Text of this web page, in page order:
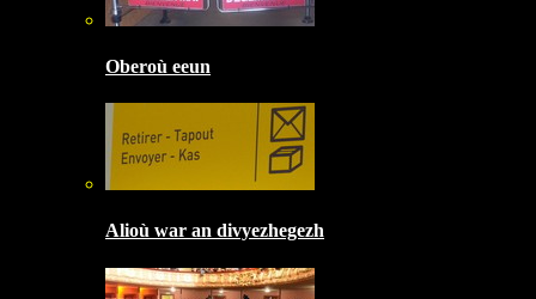
Oberoù eeun
Alioù war an divyezhegezh